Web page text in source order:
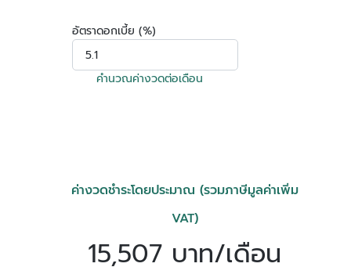
อัตราดอกเบี้ย (%)
คำนวณค่างวดต่อเดือน
ค่างวดชำระโดยประมาณ (รวมภาษีมูลค่าเพิ่ม
VAT)
15,507 บาท/เดือน